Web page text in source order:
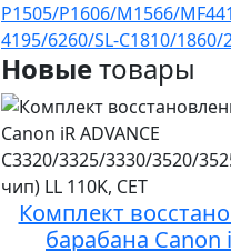
P1505/P1606/M1566/
4195/6260/SL-C1810/1860/
Новыетовары
Комплект
барабана Canon